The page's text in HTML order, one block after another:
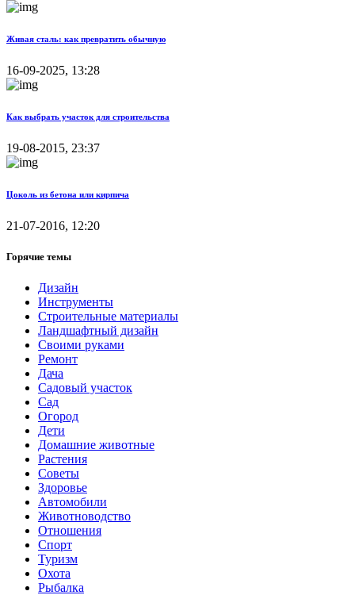
Живая сталь: как превратить обычную
16-09-2025, 13:28
Как выбрать участок для строительства
19-08-2015, 23:37
Цоколь из бетона или кирпича
21-07-2016, 12:20
Горячие темы
Дизайн
Инструменты
Строительные материалы
Ландшафтный дизайн
Своими руками
Ремонт
Дача
Садовый участок
Сад
Огород
Дети
Домашние животные
Растения
Советы
Здоровье
Автомобили
Животноводство
Отношения
Спорт
Туризм
Охота
Рыбалка